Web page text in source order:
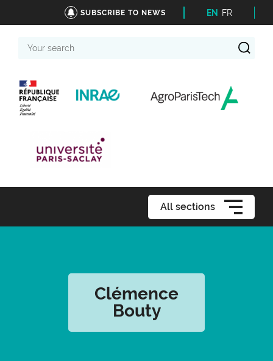
SUBSCRIBE TO NEWS EN FR
search
All sections
Clémence
Bouty